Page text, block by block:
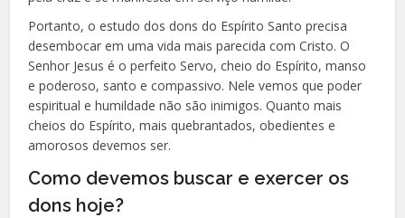
Portanto, o estudo dos dons do Espírito Santo precisa
desembocar em uma vida mais parecida com Cristo. O
Senhor Jesus é o perfeito Servo, cheio do Espírito, manso
e poderoso, santo e compassivo. Nele vemos que poder
espiritual e humildade não são inimigos. Quanto mais
cheios do Espírito, mais quebrantados, obedientes e
amorosos devemos ser.
Como devemos buscar e exercer os
dons hoje?